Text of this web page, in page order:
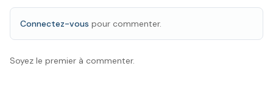
Connectez-vous pour commenter.
Soyez le premier à commenter.